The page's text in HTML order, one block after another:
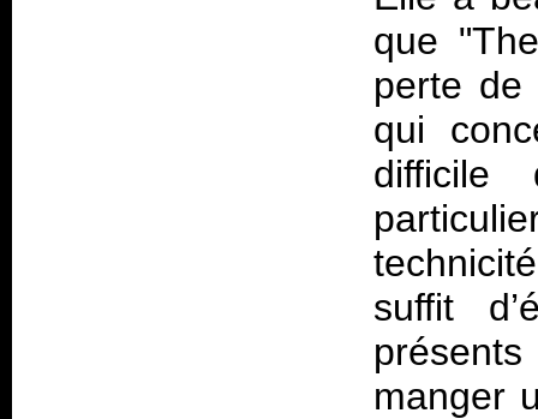
que
perte de
qui
difficile
suffit
manger